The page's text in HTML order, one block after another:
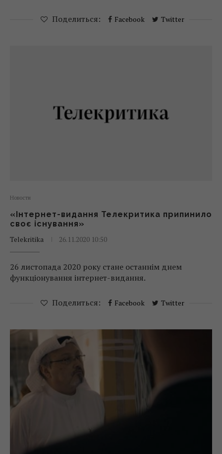
Поделиться: Facebook Twitter
Новости
«Інтернет-видання Телекритика припинило
своє існування»
Telekritika
26.11.2020 10:50
26 листопада 2020 року стане останнім днем
функціонування інтернет-видання.
Поделиться: Facebook Twitter